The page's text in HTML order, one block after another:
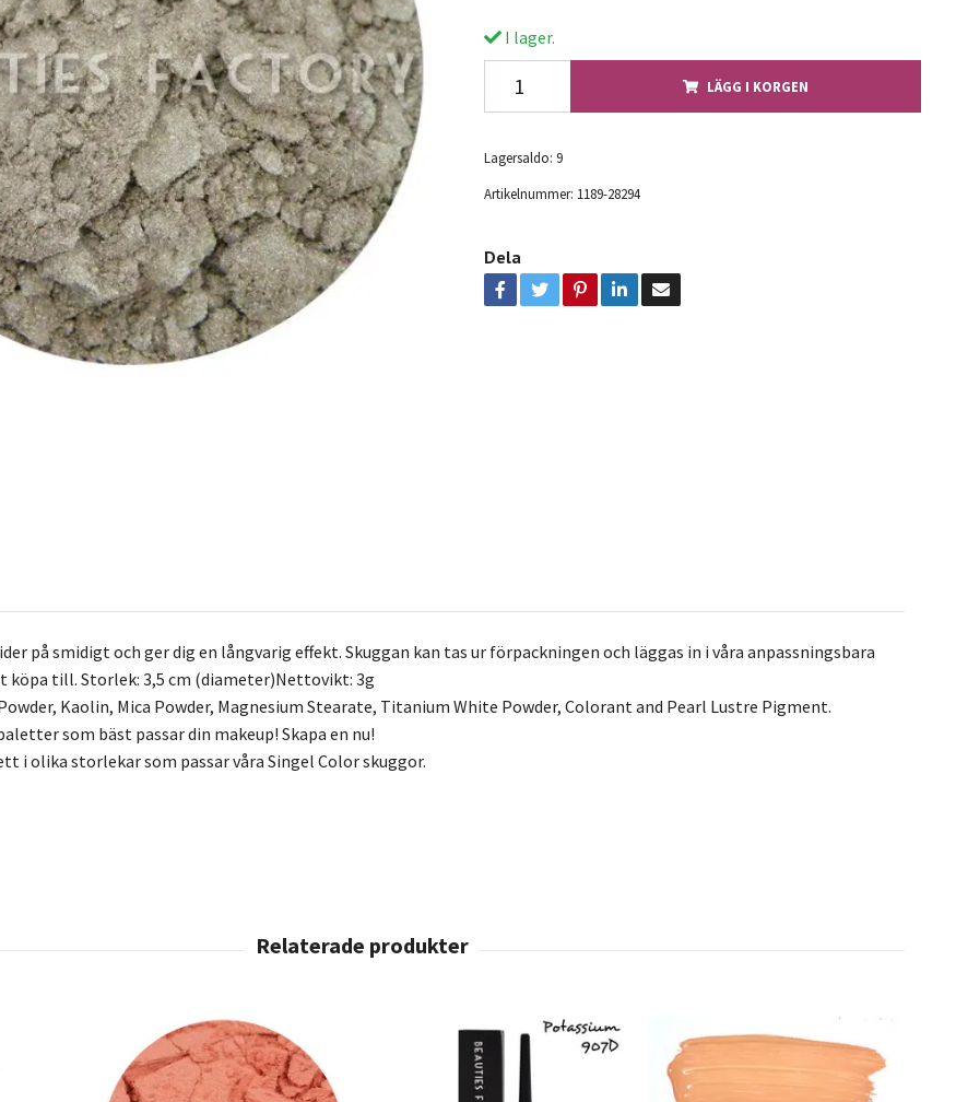
I lager.
LÄGG I KORGEN
Lagersaldo: 9
Artikelnummer: 1189-28294
Dela
på smidigt och ger dig en långvarig effekt. Skuggan kan tas ur förpackningen och läggas in i våra anpassningsbara
köpa till. Storlek: 3,5 cm (diameter)Nettovikt: 3g
Kaolin, Mica Powder, Magnesium Stearate, Titanium White Powder, Colorant and Pearl Lustre Pigment.
som bäst passar din makeup! Skapa en nu!
i olika storlekar som passar våra Singel Color skuggor.